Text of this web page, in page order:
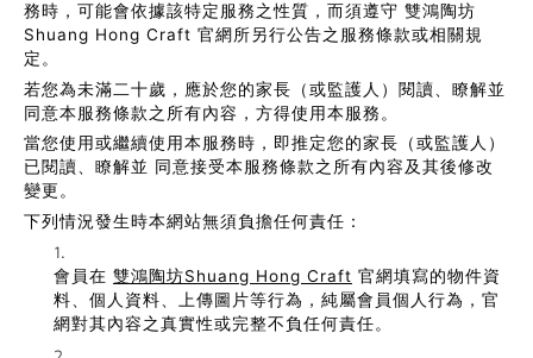
務時，可能會依據該特定服務之性質，而須遵守 雙鴻陶坊
Shuang Hong Craft 官網所另行公告之服務條款或相關規
定。
若您為未滿二十歲，應於您的家長（或監護人）閱讀、瞭解並
同意本服務條款之所有內容，方得使用本服務。
當您使用或繼續使用本服務時，即推定您的家長（或監護人）
已閱讀、瞭解並 同意接受本服務條款之所有內容及其後修改
變更。
下列情況發生時本網站無須負擔任何責任：
會員在 雙鴻陶坊Shuang Hong Craft 官網填寫的物件資
料、個人資料、上傳圖片等行為，純屬會員個人行為，官
網對其內容之真實性或完整不負任何責任。